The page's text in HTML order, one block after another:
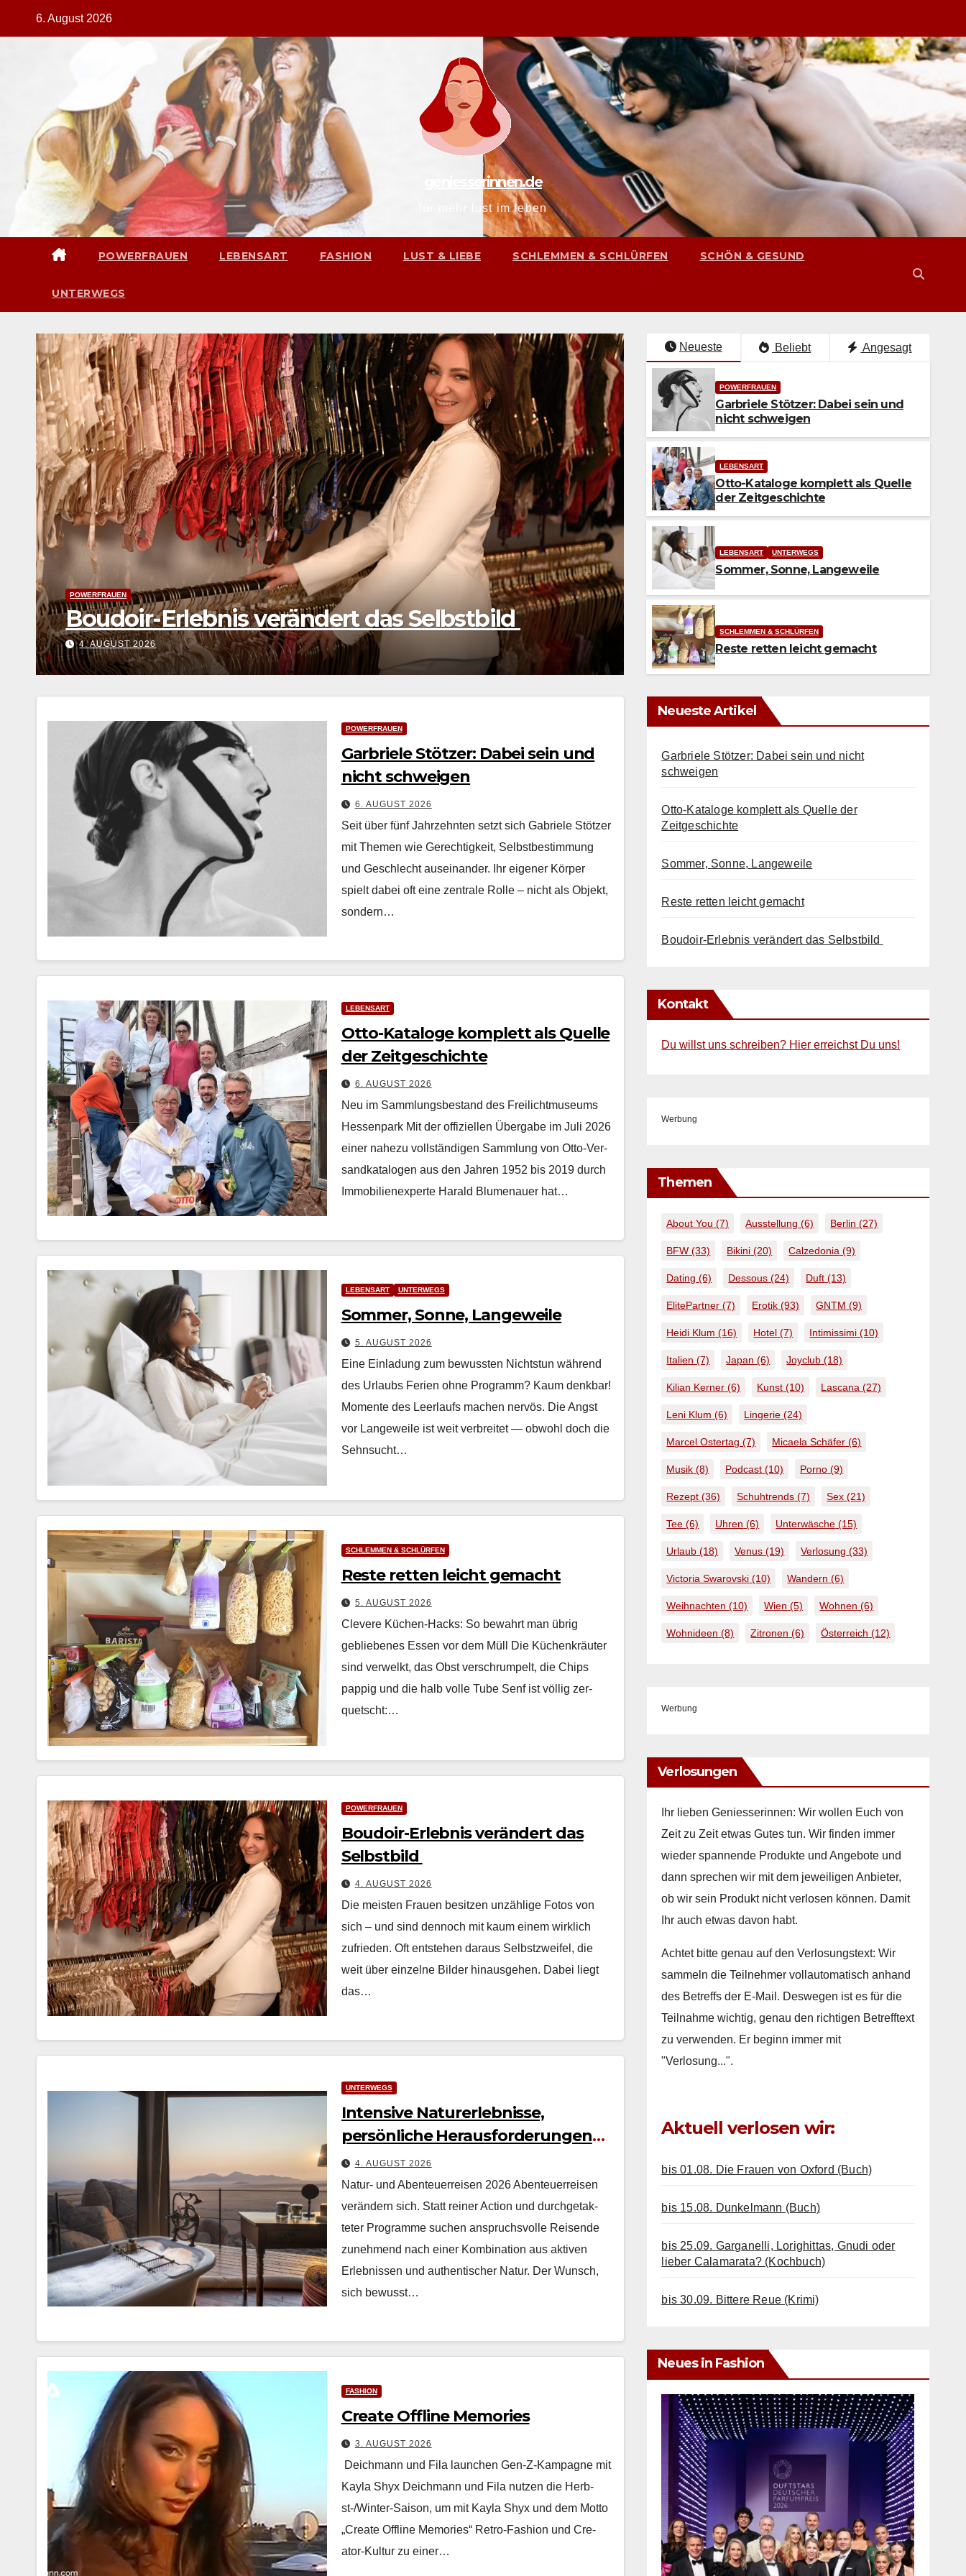
6. August 2026
geniesserinnen.de
für mehr lust im leben
POWERFRAUEN LEBENSART FASHION LUST & LIEBE SCHLEMMEN & SCHLÜRFEN SCHÖN & GESUND
UNTERWEGS
POWERFRAUEN
Garbriele Stötzer: Dabei sein und nicht
schweigen
6. AUGUST 2026
LEBENSART
Otto-Kataloge komplett als
Zeitgeschichte
6. AUGUST 2026
Neueste Beliebt Angesagt
POWERFRAUEN
Garbriele Stötzer: Dabei sein und
nicht schweigen
LEBENSART
Otto-Kataloge komplett als Quelle
der Zeitgeschichte
LEBENSART UNTERWEGS
Sommer, Sonne, Langeweile
SCHLEMMEN & SCHLÜRFEN
Reste retten leicht gemacht
POWERFRAUEN
Garbriele Stötzer: Dabei sein und
nicht schweigen
6. AUGUST 2026
Seit über fünf Jahrzehn­ten set­zt sich Gabriele Stötzer
mit The­men wie Gerechtigkeit, Selb­st­bes­tim­mung
und Geschlecht auseinan­der. Ihr eigen­er Kör­p­er
spielt dabei oft eine zen­trale Rolle – nicht als Objekt,
son­dern…
LEBENSART
Otto-Kataloge komplett als Quelle
der Zeitgeschichte
6. AUGUST 2026
Neu im Sammlungsbestand des Freilichtmuseums
Hessenpark Mit der offiziellen Über­gabe im Juli 2026
ein­er nahezu voll­ständi­gen Samm­lung von Otto-Ver­
sand­kat­a­lo­gen aus den Jahren 1952 bis 2019 durch
Immo­bilienex­perte Har­ald Blu­me­nauer hat…
LEBENSART UNTERWEGS
Sommer, Sonne, Langeweile
5. AUGUST 2026
Eine Einladung zum bewussten Nichtstun während
des Urlaubs Ferien ohne Pro­gramm? Kaum denkbar!
Momente des Leer­laufs machen nervös. Die Angst
vor Langeweile ist weit ver­bre­it­et — obwohl doch die
Sehn­sucht…
SCHLEMMEN & SCHLÜRFEN
Reste retten leicht gemacht
5. AUGUST 2026
Clevere Küchen-Hacks: So bewahrt man übrig
gebliebenes Essen vor dem Müll Die Küchenkräuter
sind ver­welkt, das Obst ver­schrumpelt, die Chips
pap­pig und die halb volle Tube Senf ist völ­lig zer­
quetscht:…
POWERFRAUEN
Boudoir-Erlebnis verändert das
Selbstbild
4. AUGUST 2026
Die meis­ten Frauen besitzen unzäh­lige Fotos von
sich – und sind den­noch mit kaum einem wirk­lich
zufrieden. Oft entste­hen daraus Selb­stzweifel, die
weit über einzelne Bilder hin­aus­ge­hen. Dabei liegt
das…
UNTERWEGS
Intensive Naturerlebnisse,
persönliche Herausforderungen
und authentische Erfahrungen
4. AUGUST 2026
Natur- und Abenteuerreisen 2026 Aben­teuer­reisen
verän­dern sich. Statt rein­er Action und durchge­tak­
teter Pro­gramme suchen anspruchsvolle Reisende
zunehmend nach ein­er Kom­bi­na­tion aus aktiv­en
Erleb­nis­sen und authen­tis­ch­er Natur. Der Wun­sch,
sich bewusst…
FASHION
Create Offline Memories
3. AUGUST 2026
Deichmann und Fila launchen Gen-Z-Kampagne mit
Kayla Shyx Deich­mann und Fila nutzen die Herb­
st-/Win­ter-Sai­son, um mit Kay­la Shyx und dem Mot­to
„Cre­ate Offline Mem­o­ries“ Retro-Fash­ion und Cre­
ator-Kul­tur zu ein­er…
Neueste Artikel
Garbriele Stötzer: Dabei sein und nicht
schweigen
Otto-Kataloge komplett als Quelle der
Zeitgeschichte
Sommer, Sonne, Langeweile
Reste retten leicht gemacht
Boudoir-Erlebnis verändert das Selbstbild
Kontakt
Du willst uns schreiben? Hier erreichst Du uns!
Werbung
Themen
About You (7) Ausstellung (6) Berlin (27)
BFW (33) Bikini (20) Calzedonia (9)
Dating (6) Dessous (24) Duft (13)
ElitePartner (7) Erotik (93) GNTM (9)
Heidi Klum (16) Hotel (7) Intimissimi (10)
Italien (7) Japan (6) Joyclub (18)
Kilian Kerner (6) Kunst (10) Lascana (27)
Leni Klum (6) Lingerie (24)
Marcel Ostertag (7) Micaela Schäfer (6)
Musik (8) Podcast (10) Porno (9)
Rezept (36) Schuhtrends (7) Sex (21)
Tee (6) Uhren (6) Unterwäsche (15)
Urlaub (18) Venus (19) Verlosung (33)
Victoria Swarovski (10) Wandern (6)
Weihnachten (10) Wien (5) Wohnen (6)
Wohnideen (8) Zitronen (6) Österreich (12)
Werbung
Verlosungen
Ihr lieben Geniesserinnen: Wir wollen Euch von
Zeit zu Zeit etwas Gutes tun. Wir finden immer
wieder spannende Produkte und Angebote und
dann sprechen wir mit dem jeweiligen Anbieter,
ob wir sein Produkt nicht verlosen können. Damit
Ihr auch etwas davon habt.
Achtet bitte genau auf den Verlosungstext: Wir
sammeln die Teilnehmer vollautomatisch anhand
des Betreffs der E-Mail. Deswegen ist es für die
Teilnahme wichtig, genau den richtigen Betrefftext
zu verwenden. Er beginn immer mit
"Verlosung...".
Aktuell verlosen wir:
bis 01.08. Die Frauen von Oxford (Buch)
bis 15.08. Dunkelmann (Buch)
bis 25.09. Garganelli, Lorighittas, Gnudi oder
lieber Calamarata? (Kochbuch)
bis 30.09. Bittere Reue (Krimi)
Neues in Fashion